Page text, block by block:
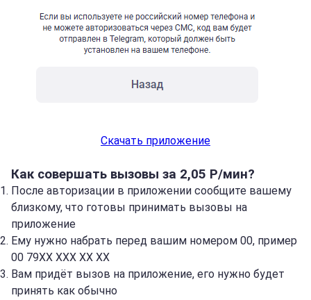
Скачать приложение
Как совершать вызовы за 2,05 Р/мин?
После авторизации в приложении сообщите вашему
близкому, что готовы принимать вызовы на
приложение
Ему нужно набрать перед вашим номером 00, пример
00 79ХХ ХХХ ХХ ХХ
Вам придёт вызов на приложение, его нужно будет
принять как обычно